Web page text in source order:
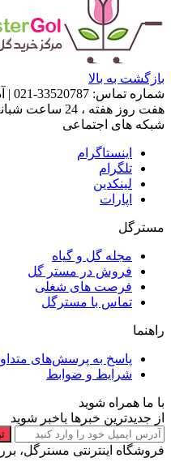
بازگشت به بالا
شماره تماس: 33520787-021
|
هفت روز هفته ، 24 ساعت شبانه‌روز پاسخگوی شما هستیم.
شبکه های اجتماعی
اینستاگرام
تلگرام
لینکدین
اپارات
مسترگل
مجله گل و گیاه
فروش در مستر گل
فرصت های شغلی
تماس با مسترگل
راهنما
پاسخ به پرسش‌های
شرایط و ضوابط
با ما همراه شوید
از جدیدترین خبرها باخبر شوید
فروشگاه اینترنتی مسترگل،